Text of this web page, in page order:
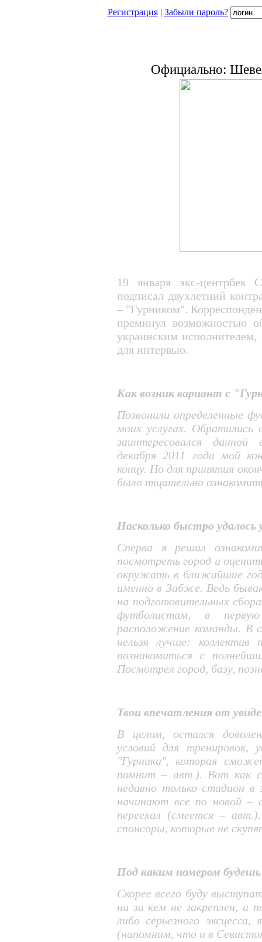
Регистрация| Забыли пароль?
Официально:
19 января экс-центрбек
подписал двухлетний
– "Гурником".
преминул возможностью
украинским
для интервью.
Как возник вариант с
Позвонили определенные
моих услугах.
заинтересовался
декабря 2011 года мой
концу. Но для принятия
было тщательно
Насколько быстро
Сперва я решил
посмотреть город и
окружать в ближайшие
именно в Забже. Ведь
на подготовительных
футболистам, в
расположение команды. В
нельзя лучше:
познакомиться с
Посмотрел город, базу,
Твои впечатления от
В целом, остался
условий для тренировок,
"Гурника", которая
помнит – авт.). Вот как
недавно только стадион в
начинают все по новой –
переехал (смеется –
спонсоры, которые не
Под каким номером будешь
Скорее всего буду
ни за кем не закреплен, а
либо серьезного
(напомним, что и в